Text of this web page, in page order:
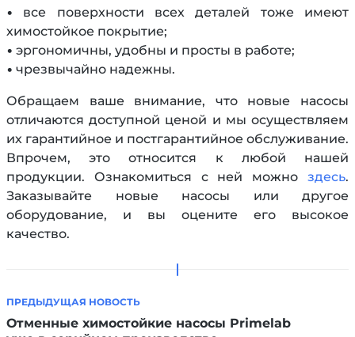
• все поверхности всех деталей тоже имеют
химостойкое покрытие;
• эргономичны, удобны и просты в работе;
• чрезвычайно надежны.
Обращаем ваше внимание, что новые насосы
отличаются доступной ценой и мы осуществляем
их гарантийное и постгарантийное обслуживание.
Впрочем, это относится к любой нашей
продукции. Ознакомиться с ней можно здесь.
Заказывайте новые насосы или другое
оборудование, и вы оцените его высокое
качество.
ПРЕДЫДУЩАЯ НОВОСТЬ
Отменные химостойкие насосы Primelab